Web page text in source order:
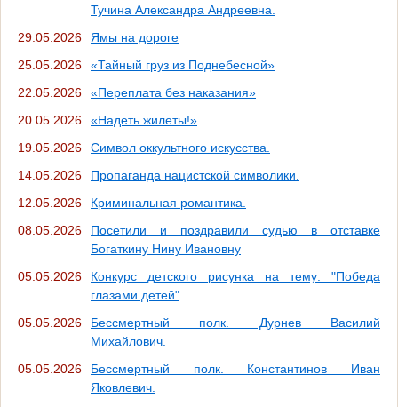
Тучина Александра Андреевна.
29.05.2026
Ямы на дороге
25.05.2026
«Тайный груз из Поднебесной»
22.05.2026
«Переплата без наказания»
20.05.2026
«Надеть жилеты!»
19.05.2026
Символ оккультного искусства.
14.05.2026
Пропаганда нацистской символики.
12.05.2026
Криминальная романтика.
08.05.2026
Посетили и поздравили судью в отставке
Богаткину Нину Ивановну
05.05.2026
Конкурс детского рисунка на тему: "Победа
глазами детей"
05.05.2026
Бессмертный полк. Дурнев Василий
Михайлович.
05.05.2026
Бессмертный полк. Константинов Иван
Яковлевич.